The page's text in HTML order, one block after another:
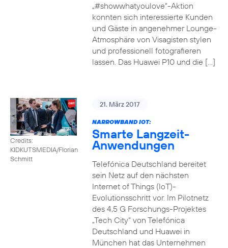
„#showwhatyoulove“-Aktion
konnten sich interessierte Kunden
und Gäste in angenehmer Lounge-
Atmosphäre von Visagisten stylen
und professionell fotografieren
lassen. Das Huawei P10 und die […]
Credits:
KIDKUTSMEDIA/Florian
Schmitt
21. März 2017
NARROWBAND IOT:
Smarte Langzeit-
Anwendungen
Telefónica Deutschland bereitet
sein Netz auf den nächsten
Internet of Things (IoT)-
Evolutionsschritt vor. Im Pilotnetz
des 4,5 G Forschungs-Projektes
„Tech City“ von Telefónica
Deutschland und Huawei in
München hat das Unternehmen